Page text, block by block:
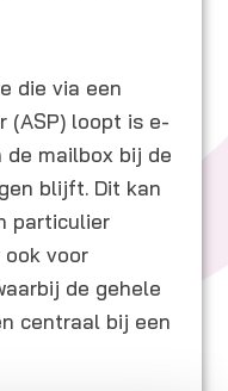
die via een
(ASP) loopt is e-
de mailbox bij de
blijft. Dit kan
particulier
voor
de gehele
centraal bij een